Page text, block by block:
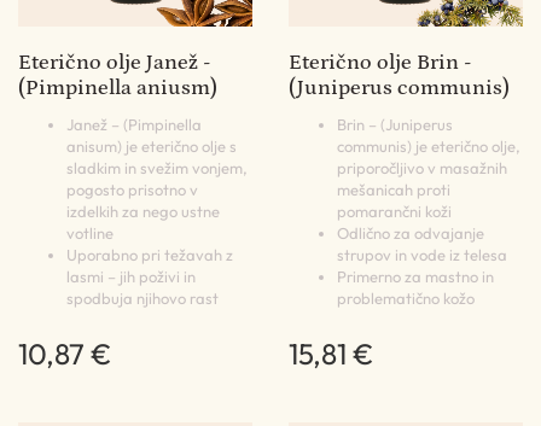
Eterično olje Janež -
(Pimpinella aniusm)
Janež – (Pimpinella
anisum) je eterično olje s
sladkim in svežim vonjem,
pogosto prisotno v
izdelkih za nego ustne
votline
Uporabno pri težavah z
lasmi – jih poživi in
spodbuja njihovo rast
10,87 €
Eterično olje Brin -
(Juniperus communis)
Brin – (Juniperus
communis) je eterično olje,
priporočljivo v masažnih
mešanicah proti
pomarančni koži
Odlično za odvajanje
strupov in vode iz telesa
Primerno za mastno in
problematično kožo
15,81 €